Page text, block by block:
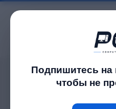
Подпишитесь на
чтобы не
pc.ge/SSD-диски
SSD-диски